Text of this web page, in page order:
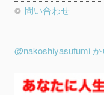
問い合わせ
@nakoshiyasufumi か